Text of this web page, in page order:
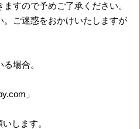
すので予めご了承ください。
。ご迷惑をおかけいたしますが
場合。
」
します。